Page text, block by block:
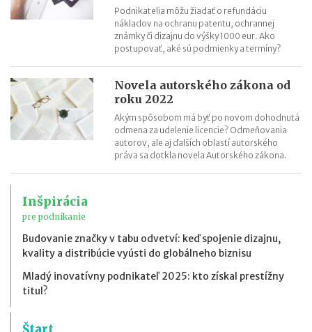
Podnikatelia môžu žiadať o refundáciu
nákladov na ochranu patentu, ochrannej
známky či dizajnu do výšky 1000 eur. Ako
postupovať, aké sú podmienky a termíny?
Novela autorského zákona od
roku 2022
Akým spôsobom má byť po novom dohodnutá
odmena za udelenie licencie? Odmeňovania
autorov, ale aj ďalších oblastí autorského
práva sa dotkla novela Autorského zákona.
Inšpirácia
pre podnikanie
Budovanie značky v tabu odvetví: keď spojenie dizajnu,
kvality a distribúcie vyústi do globálneho biznisu
Mladý inovatívny podnikateľ 2025: kto získal prestížny
titul?